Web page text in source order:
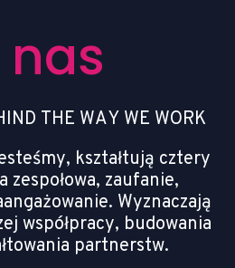
nas
IND THE WAY WE WORK
steśmy, kształtują cztery
a zespołowa, zaufanie,
angażowanie. Wyznaczają
ej współpracy, budowania
łtowania partnerstw.